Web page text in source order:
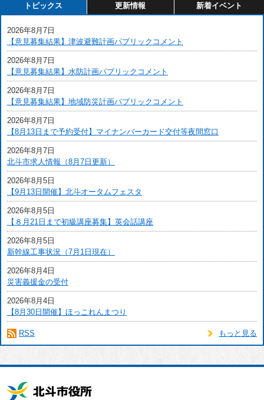
トピックス 更新情報 新着イベント
2026年8月7日
【意見募集結果】津波避難計画パブリックコメント
2026年8月7日
【意見募集結果】水防計画パブリックコメント
2026年8月7日
【意見募集結果】地域防災計画パブリックコメント
2026年8月7日
【8月13日まで予約受付】マイナンバーカード交付等夜間窓口
2026年8月7日
北斗市求人情報（8月7日更新）
2026年8月5日
【9月13日開催】北斗オータムフェスタ
2026年8月5日
【８月21日まで初級講座募集】英会話講座
2026年8月5日
新幹線工事状況（7月1日現在）
2026年8月4日
災害義援金の受付
2026年8月4日
【8月30日開催】ほっこれんまつり
もっと見る
RSS